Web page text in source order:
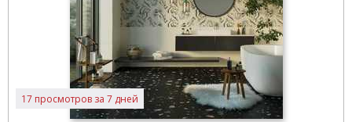
17 просмотров за 7 дней